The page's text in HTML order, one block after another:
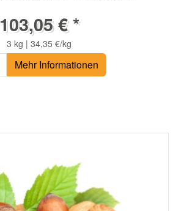
103,05 € *
3 kg | 34,35 €/kg
Mehr Informationen